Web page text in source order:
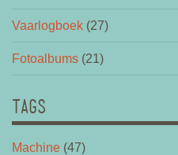
Vaarlogboek (27)
Fotoalbums (21)
TAGS
Machine (47)